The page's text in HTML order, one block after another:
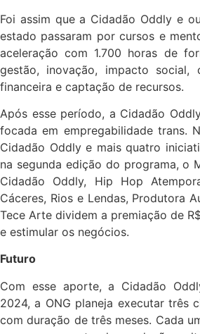
Foi assim que a Cidadão Oddly e
estado passaram por cursos e
aceleração com 1.700 horas de
gestão, inovação, impacto social,
financeira e captação de recursos.
Após esse período, a Cidadão
focada em empregabilidade trans.
Cidadão Oddly e mais quatro
na segunda edição do programa, o
Cidadão Oddly, Hip Hop
Cáceres, Rios e Lendas, Produtora
Tece Arte dividem a premiação de
e estimular os negócios.
Futuro
Com esse aporte, a Cidadão
2024, a ONG planeja executar três
com duração de três meses. Cada